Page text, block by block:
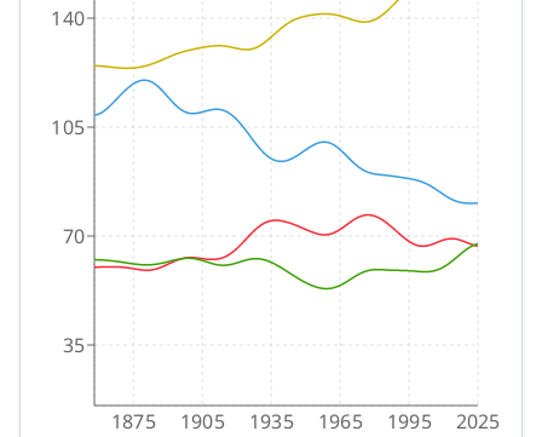
1875 1905 1935 1965 1995 2025
35
70
105
140